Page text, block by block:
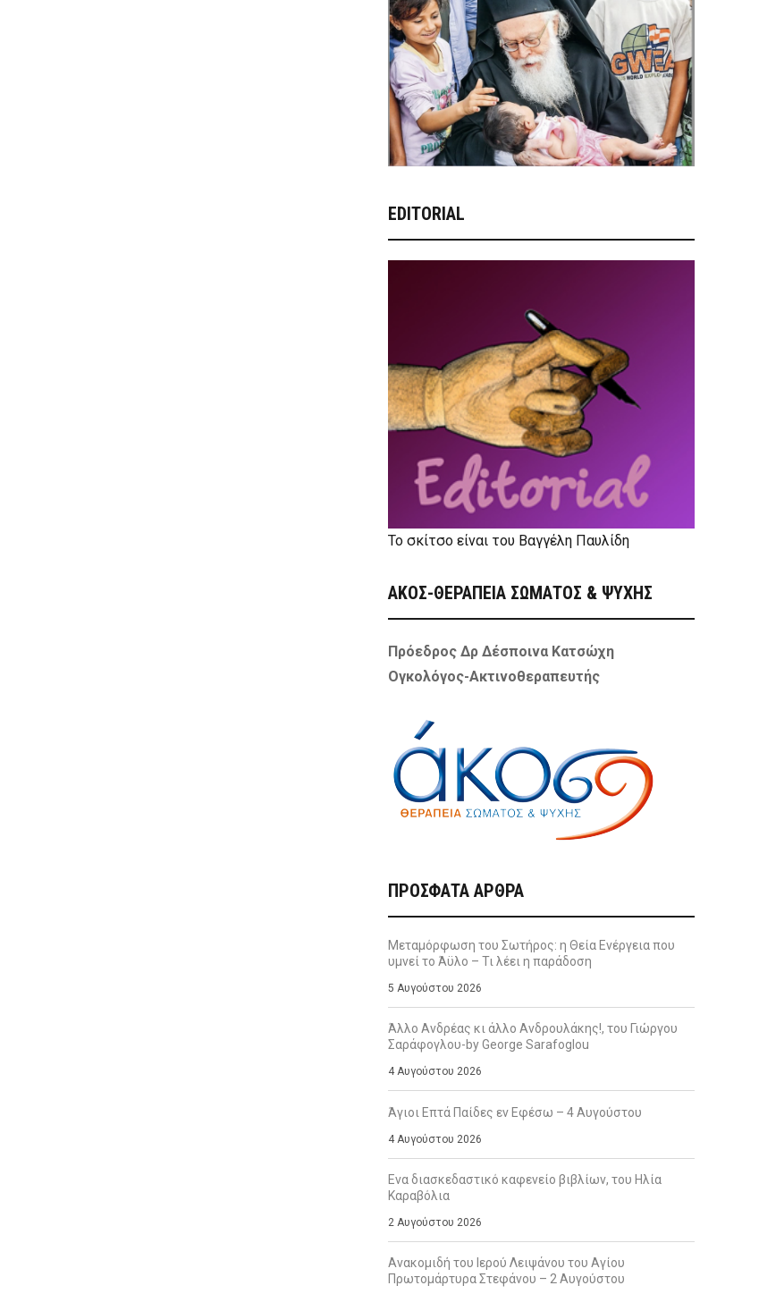
EDITORIAL
Το σκίτσο είναι του Βαγγέλη Παυλίδη
ΑΚΟΣ-ΘΕΡΑΠΕΙΑ ΣΩΜΑΤΟΣ & ΨΥΧΗΣ
Πρόεδρος Δρ Δέσποινα Κατσώχη
Ογκολόγος-Ακτινοθεραπευτής
ΠΡΌΣΦΑΤΑ ΆΡΘΡΑ
Μεταμόρφωση του Σωτήρος: η Θεία Ενέργεια που
υμνεί το Άϋλο – Τι λέει η παράδοση
5 Αυγούστου 2026
Άλλο Ανδρέας κι άλλο Ανδρουλάκης!, του Γιώργου
Σαράφογλου-by George Sarafoglou
4 Αυγούστου 2026
Άγιοι Επτά Παίδες εν Εφέσω – 4 Αυγούστου
4 Αυγούστου 2026
Ενα διασκεδαστικό καφενείο βιβλίων, του Ηλία
Καραβόλια
2 Αυγούστου 2026
Ανακομιδή του Ιερού Λειψάνου του Αγίου
Πρωτομάρτυρα Στεφάνου – 2 Αυγούστου